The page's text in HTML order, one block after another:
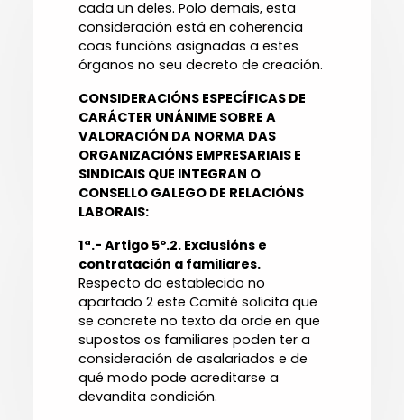
cada un deles. Polo demais, esta
consideración está en coherencia
coas funcións asignadas a estes
órganos no seu decreto de creación.
CONSIDERACIÓNS ESPECÍFICAS DE
CARÁCTER UNÁNIME SOBRE A
VALORACIÓN DA NORMA DAS
ORGANIZACIÓNS EMPRESARIAIS E
SINDICAIS QUE INTEGRAN O
CONSELLO GALEGO DE RELACIÓNS
LABORAIS:
1ª.- Artigo 5º.2. Exclusións e
contratación a familiares.
Respecto do establecido no
apartado 2 este Comité solicita que
se concrete no texto da orde en que
supostos os familiares poden ter a
consideración de asalariados e de
qué modo pode acreditarse a
devandita condición.